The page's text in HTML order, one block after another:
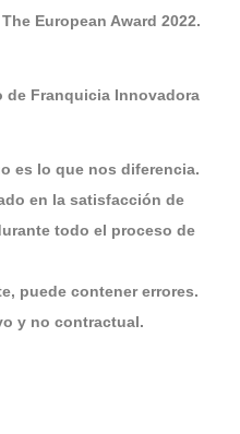
European Award 2022.
de Franquicia Innovadora
es lo que nos diferencia.
en la satisfacción de
todo el proceso de
puede contener errores.
y no contractual.